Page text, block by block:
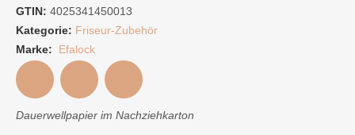
GTIN: 4025341450013
Kategorie: Friseur-Zubehör
Marke:
Efalock
Dauerwellpapier im Nachziehkarton